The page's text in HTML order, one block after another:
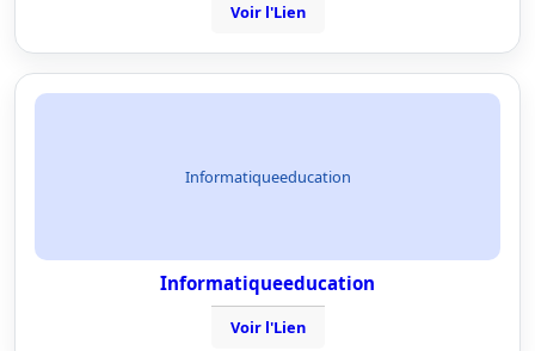
Voir l'Lien
Informatiqueeducation
Informatiqueeducation
Voir l'Lien